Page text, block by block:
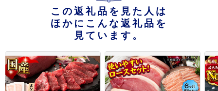
この返礼品を見た人は
ほかにこんな返礼品を
見ています。